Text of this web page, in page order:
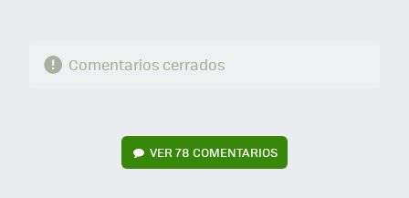
Comentarios cerrados
VER 78 COMENTARIOS